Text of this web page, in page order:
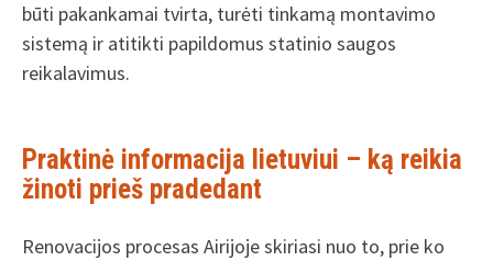
būti pakankamai tvirta, turėti tinkamą montavimo
sistemą ir atitikti papildomus statinio saugos
reikalavimus.
Praktinė informacija lietuviui – ką reikia
žinoti prieš pradedant
Renovacijos procesas Airijoje skiriasi nuo to, prie ko